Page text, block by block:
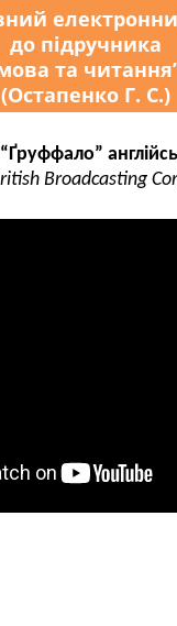
до підручника
та
(Остапенко Г. С.)
Broadcasting